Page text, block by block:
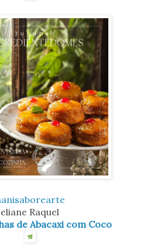
eliane Raquel
de Abacaxi com Coco